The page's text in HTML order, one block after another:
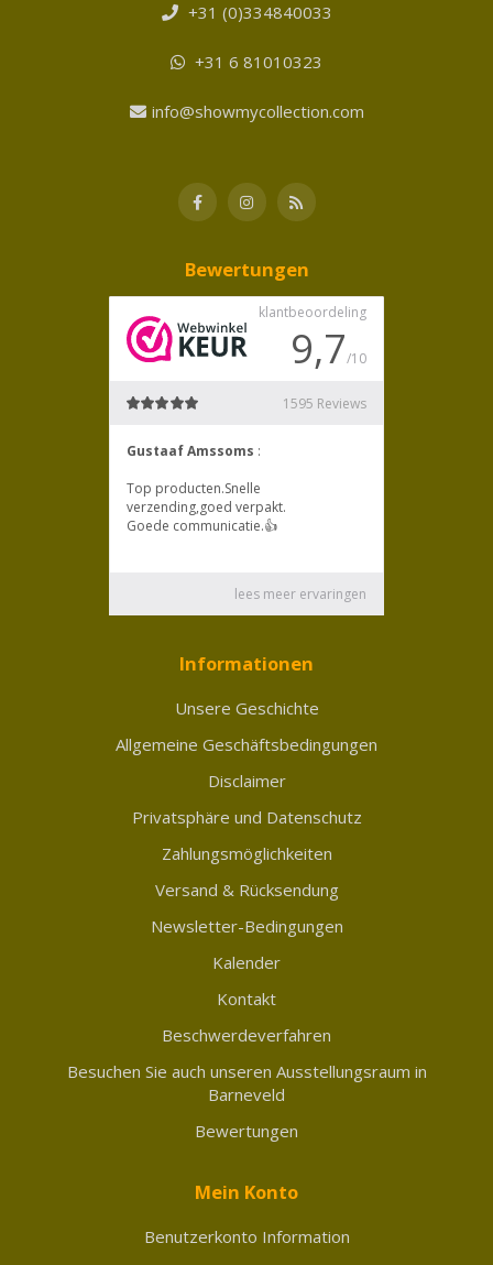
+31 (0)334840033
+31 6 81010323
info@showmycollection.com
Bewertungen
Informationen
Unsere Geschichte
Allgemeine Geschäftsbedingungen
Disclaimer
Privatsphäre und Datenschutz
Zahlungsmöglichkeiten
Versand & Rücksendung
Newsletter-Bedingungen
Kalender
Kontakt
Beschwerdeverfahren
Besuchen Sie auch unseren Ausstellungsraum in
Barneveld
Bewertungen
Mein Konto
Benutzerkonto Information